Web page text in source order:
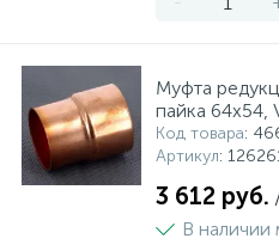
Муфта
пайка 64х54,
Код товара:
Артикул:
3 612 руб.
В наличии